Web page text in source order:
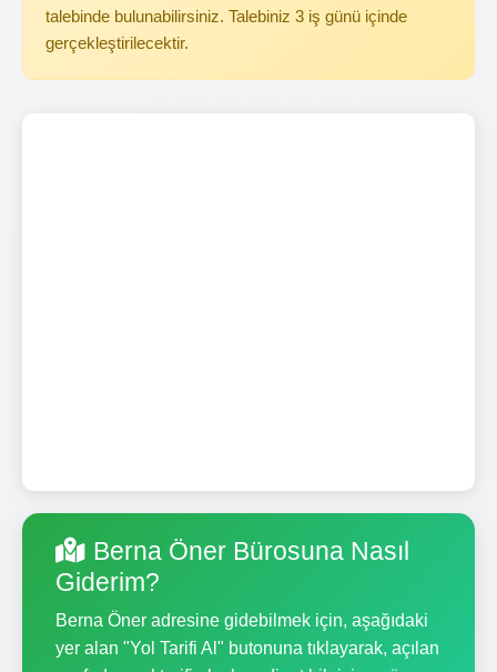
talebinde bulunabilirsiniz. Talebiniz 3 iş günü içinde
gerçekleştirilecektir.
Berna Öner Bürosuna Nasıl
Giderim?
Berna Öner adresine gidebilmek için, aşağıdaki
yer alan "Yol Tarifi Al" butonuna tıklayarak, açılan